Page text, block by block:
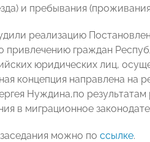
и пребывания
реализацию
привлечению граждан
юридических лиц,
концепция направлена на
Нуждина,по результатам
в миграционное
можно по ссылке.